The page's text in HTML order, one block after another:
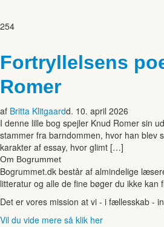
254
Fortryllelsens
Romer
af Britta Klitgaardd. 10. april 2026
I denne lille bog spejler Knud Romer sin
stammer fra barndommen, hvor han blev
karakter af essay, hvor glimt […]
Om Bogrummet
Bogrummet.dk består af almindelige
litteratur og alle de fine bøger du ikke kan
Det er vores mission at vi - i fællesskab -
Vil du vide mere så klik her